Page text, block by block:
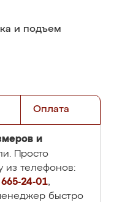
и подъем
Оплата
и
Просто
из телефонов:
24-01,
быстро